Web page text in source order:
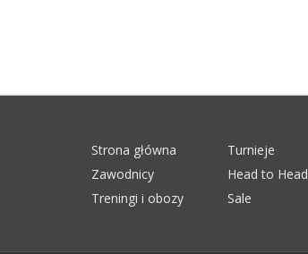
Strona główna Turnieje
Zawodnicy
Head to Head
Treningi i obozy
Sale